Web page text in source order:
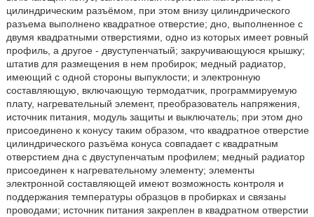
цилиндрическим разъёмом, при этом внизу цилиндрического
разъема выполнено квадратное отверстие; дно, выполненное с
двумя квадратными отверстиями, одно из которых имеет ровный
профиль, а другое - двуступенчатый; закручивающуюся крышку;
штатив для размещения в нем пробирок; медный радиатор,
имеющий с одной стороны выпуклости; и электронную
составляющую, включающую термодатчик, программируемую
плату, нагревательный элемент, преобразователь напряжения,
источник питания, модуль защиты и выключатель; при этом дно
присоединено к конусу таким образом, что квадратное отверстие
цилиндрического разъёма конуса совпадает с квадратным
отверстием дна с двуступенчатым профилем; медный радиатор
присоединен к нагревательному элементу; элементы
электронной составляющей имеют возможность контроля и
поддержания температуры образцов в пробирках и связаны
проводами; источник питания закреплен в квадратном отверстии